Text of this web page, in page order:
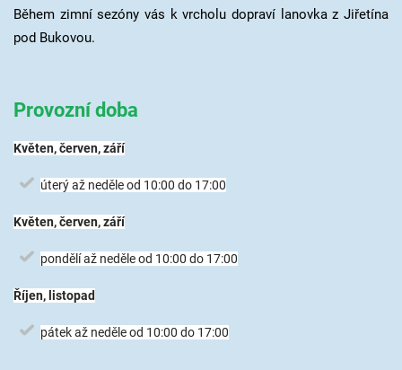
Během zimní sezóny vás k vrcholu dopraví lanovka z Jiřetína
pod Bukovou.
Provozní doba
Květen, červen, září
úterý až neděle od 10:00 do 17:00
Květen, červen, září
pondělí až neděle od 10:00 do 17:00
Říjen, listopad
pátek až neděle od 10:00 do 17:00